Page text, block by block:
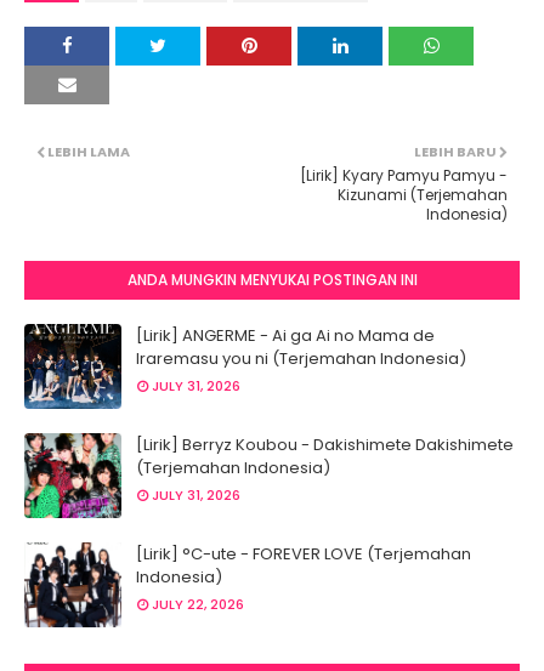
LEBIH BARU
[Lirik] Kyary Pamyu Pamyu -
Kizunami (Terjemahan
Indonesia)
LEBIH LAMA
ANDA MUNGKIN MENYUKAI POSTINGAN INI
[Lirik] ANGERME - Ai ga Ai no Mama de
Iraremasu you ni (Terjemahan Indonesia)
JULY 31, 2026
[Lirik] Berryz Koubou - Dakishimete Dakishimete
(Terjemahan Indonesia)
JULY 31, 2026
[Lirik] °C-ute - FOREVER LOVE (Terjemahan
Indonesia)
JULY 22, 2026